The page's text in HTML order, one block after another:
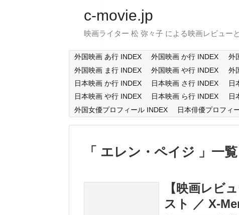
c-movie.jp
映画ライター 松 弥々子 による映画レビュー
外国映画 あ行 INDEX 外国映画 か行 INDEX 外
外国映画 ま行 INDEX
外国映画 や行 INDEX 外
日本映画 か行 INDEX
日本映画 さ行 INDEX 日
日本映画 や行 INDEX
日本映画 ら行 INDEX 日
外国女優プロフィール INDEX
日本俳優プロフィ
エレン・ペイジ 一覧
【映画レビ
スト ／ X-